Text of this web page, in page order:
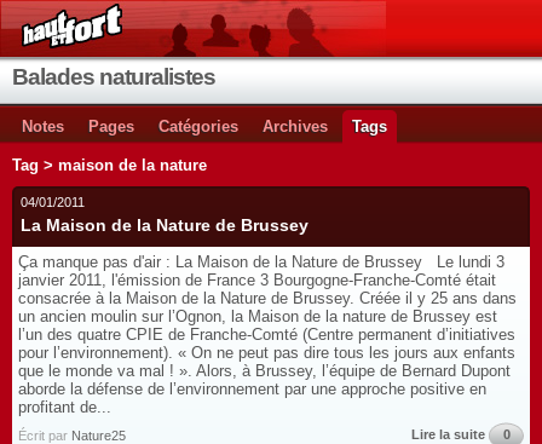
Balades naturalistes
Notes Pages Catégories Archives Tags
Tag > maison de la nature
04/01/2011
La Maison de la Nature de Brussey
Ça manque pas d'air : La Maison de la Nature de Brussey Le lundi 3
janvier 2011, l'émission de France 3 Bourgogne-Franche-Comté était
consacrée à la Maison de la Nature de Brussey. Créée il y 25 ans dans
un ancien moulin sur l’Ognon, la Maison de la nature de Brussey est
l’un des quatre CPIE de Franche-Comté (Centre permanent d’initiatives
pour l’environnement). « On ne peut pas dire tous les jours aux enfants
que le monde va mal ! ». Alors, à Brussey, l’équipe de Bernard Dupont
aborde la défense de l’environnement par une approche positive en
profitant de...
Écrit par Nature25 Lire la suite 0